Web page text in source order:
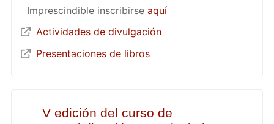
Imprescindible inscribirse aquí
Actividades de divulgación
Presentaciones de libros
V edición del curso de